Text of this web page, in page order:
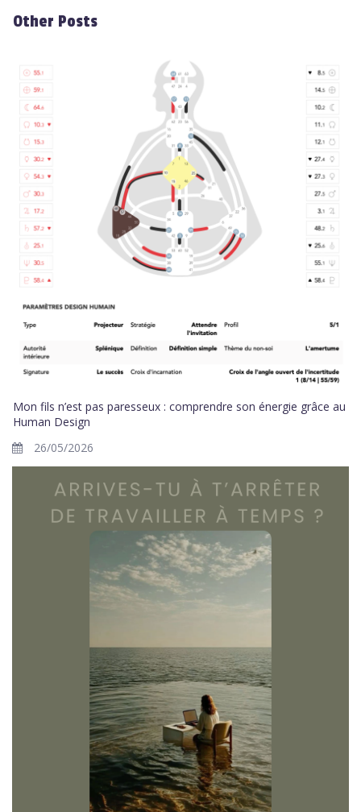
Other Posts
Mon fils n’est pas paresseux : comprendre son énergie grâce au
Human Design
26/05/2026